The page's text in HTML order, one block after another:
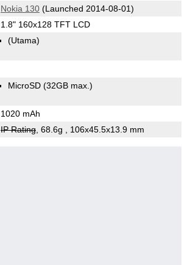
Nokia 130(Launched 2014-08-01)
1.8" 160x128 TFT LCD
(Utama)
MicroSD (32GB max.)
1020 mAh
IP Rating, 68.6g , 106x45.5x13.9 mm